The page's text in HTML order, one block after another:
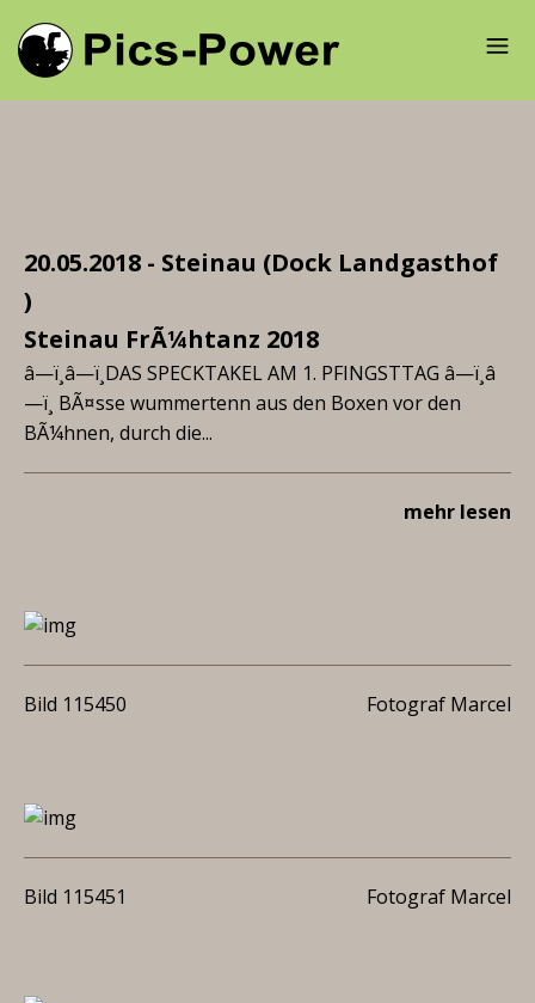
20.05.2018 - Steinau (Dock Landgasthof
)
Steinau FrÃ¼htanz 2018
â—ï¸â—ï¸DAS SPECKTAKEL AM 1. PFINGSTTAG â—ï¸â
—ï¸ BÃ¤sse wummertenn aus den Boxen vor den
BÃ¼hnen, durch die...
mehr lesen
Bild 115450 Fotograf Marcel
Bild 115451 Fotograf Marcel